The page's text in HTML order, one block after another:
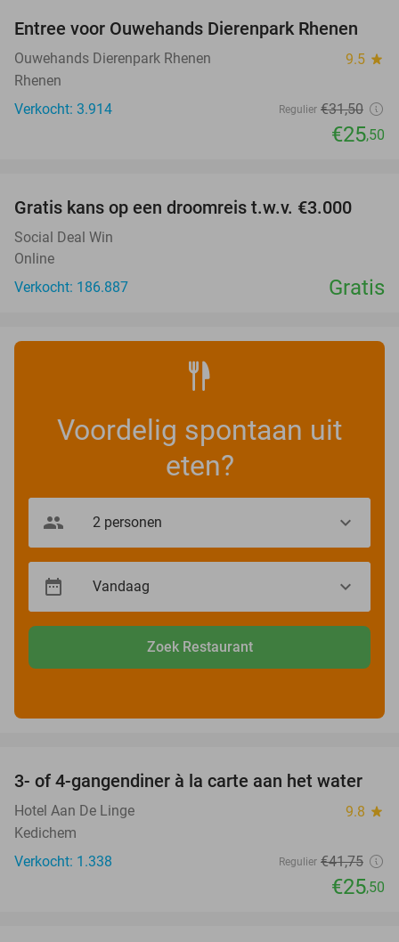
19%
Entree voor Ouwehands Dierenpark Rhenen
Ouwehands Dierenpark Rhenen 9.5 star
Rhenen
Verkocht: 3.914
Regulier €31,50
€25,50
Gratis kans op een droomreis t.w.v. €3.000
Social Deal Win
Online
Verkocht: 186.887
Gratis
Voordelig spontaan uit
eten?
Zoek Restaurant
39%
3- of 4-gangendiner à la carte aan het water
Hotel Aan De Linge 9.8 star
Kedichem
Verkocht: 1.338
Regulier €41,75
€25,50